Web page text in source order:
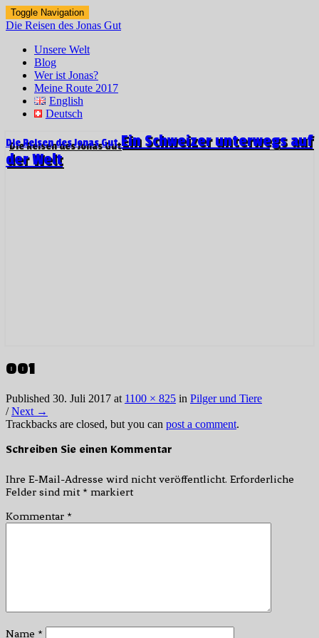
Toggle Navigation
Die Reisen des Jonas Gut
Unsere Welt
Blog
Wer ist Jonas?
Meine Route 2017
English
Deutsch
Die Reisen des Jonas Gut Ein Schweizer unterwegs auf
der Welt
001
Published 30. Juli 2017 at 1100 × 825 in Pilger und Tiere
/Next →
Trackbacks are closed, but you can post a comment.
Schreiben Sie einen Kommentar
Ihre E-Mail-Adresse wird nicht veröffentlicht. Erforderliche
Felder sind mit * markiert
Kommentar *
Name *